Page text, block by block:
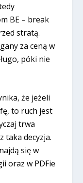
BE – break
stratą.
za ceną w
póki nie
że jeżeli
to ruch jest
trwa
taka decyzja.
się w
oraz w PDFie